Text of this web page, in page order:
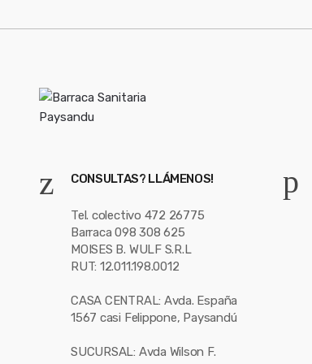
CONSULTAS? LLÁMENOS!
Tel. colectivo 472 26775
Barraca 098 308 625
MOISES B. WULF S.R.L
RUT: 12.011.198.0012
CASA CENTRAL: Avda. España
1567 casi Felippone, Paysandú
SUCURSAL: Avda Wilson F.